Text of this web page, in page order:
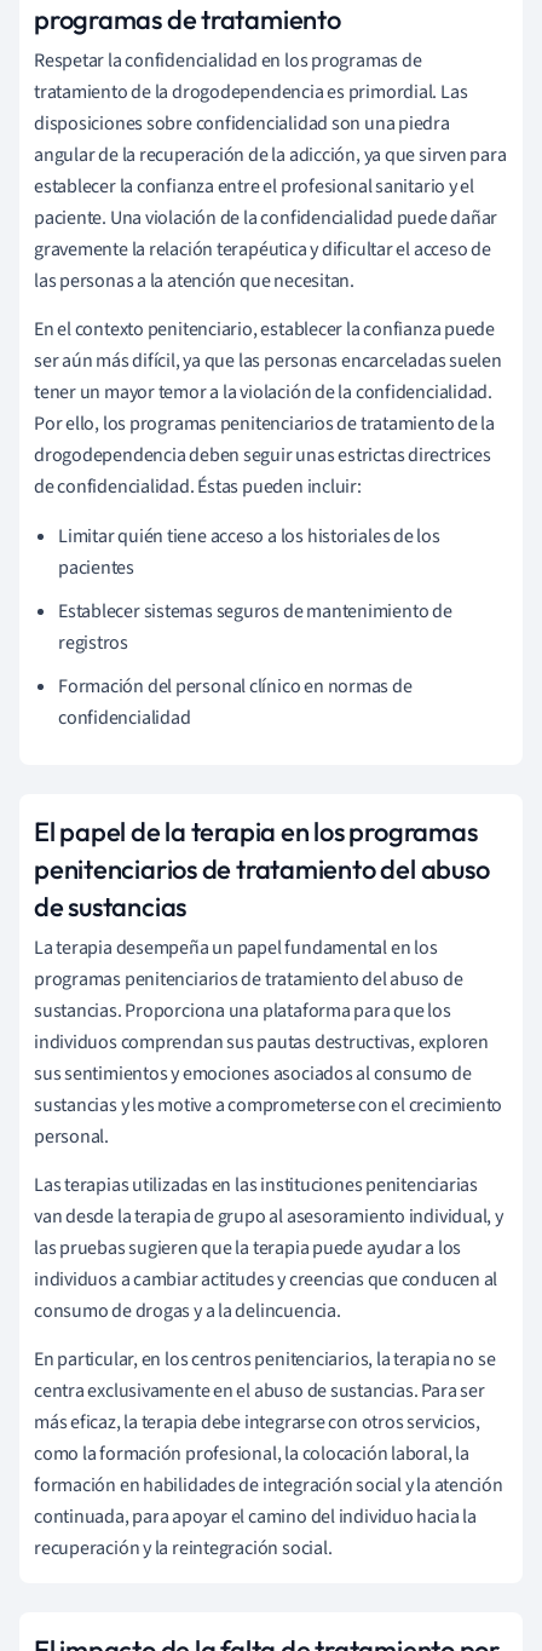
programas de tratamiento
Respetar la confidencialidad en los programas de
tratamiento de la drogodependencia es primordial. Las
disposiciones sobre confidencialidad son una piedra
angular de la recuperación de la adicción, ya que sirven para
establecer la confianza entre el profesional sanitario y el
paciente. Una violación de la confidencialidad puede dañar
gravemente la relación terapéutica y dificultar el acceso de
las personas a la atención que necesitan.
En el contexto penitenciario, establecer la confianza puede
ser aún más difícil, ya que las personas encarceladas suelen
tener un mayor temor a la violación de la confidencialidad.
Por ello, los programas penitenciarios de tratamiento de la
drogodependencia deben seguir unas estrictas directrices
de confidencialidad. Éstas pueden incluir:
Limitar quién tiene acceso a los historiales de los
pacientes
Establecer sistemas seguros de mantenimiento de
registros
Formación del personal clínico en normas de
confidencialidad
El papel de la terapia en los programas
penitenciarios de tratamiento del abuso
de sustancias
La terapia desempeña un papel fundamental en los
programas penitenciarios de tratamiento del abuso de
sustancias. Proporciona una plataforma para que los
individuos comprendan sus pautas destructivas, exploren
sus sentimientos y emociones asociados al consumo de
sustancias y les motive a comprometerse con el crecimiento
personal.
Las terapias utilizadas en las instituciones penitenciarias
van desde la terapia de grupo al asesoramiento individual, y
las pruebas sugieren que la terapia puede ayudar a los
individuos a cambiar actitudes y creencias que conducen al
consumo de drogas y a la delincuencia.
En particular, en los centros penitenciarios, la terapia no se
centra exclusivamente en el abuso de sustancias. Para ser
más eficaz, la terapia debe integrarse con otros servicios,
como la formación profesional, la colocación laboral, la
formación en habilidades de integración social y la atención
continuada, para apoyar el camino del individuo hacia la
recuperación y la reintegración social.